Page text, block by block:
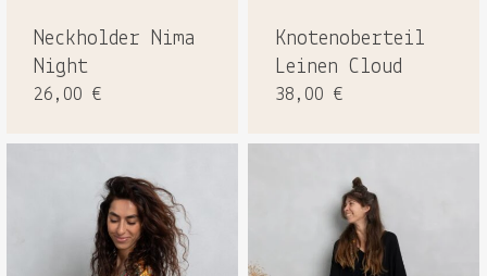
Neckholder Nima
Night
26,00 €
Knotenoberteil
Leinen Cloud
38,00 €